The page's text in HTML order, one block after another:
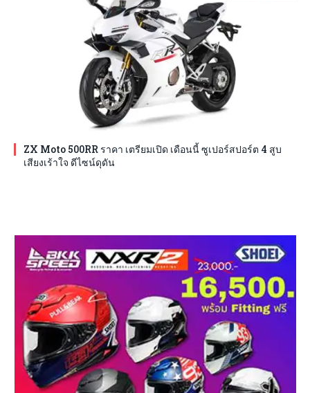
ZX Moto 500RR ราคา เตรียมเปิด เดือนนี้ ซูเปอร์สปอร์ต 4 สูบ
เสียงเร้าใจ ดีไซน์ดุดัน